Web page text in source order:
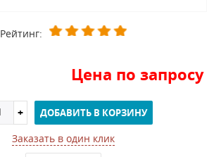
Рейтинг:
Цена по запросу
ДОБАВИТЬ В КОРЗИНУ
Заказать в один клик